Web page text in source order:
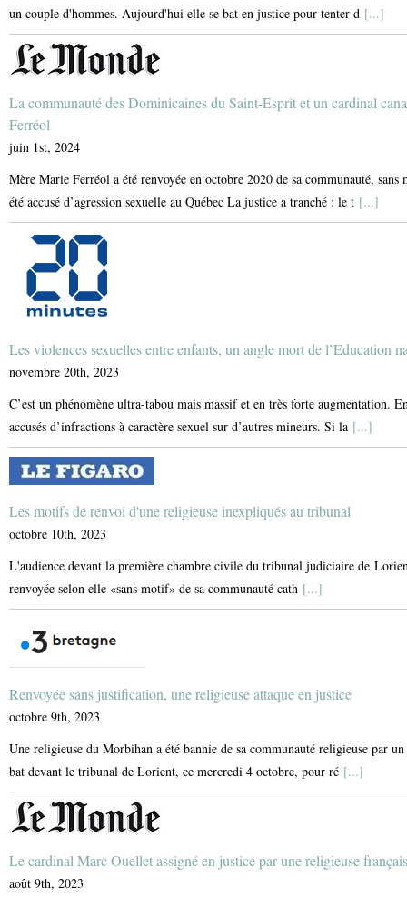
un couple d'hommes. Aujourd'hui elle se bat en justice pour tenter d [...]
La communauté des Dominicaines du Saint-Esprit et un cardinal
Ferréol
juin 1st, 2024
Mère Marie Ferréol a été renvoyée en octobre 2020 de sa communauté,
été accusé d’agression sexuelle au Québec La justice a tranché : le t [...]
Les violences sexuelles entre enfants, un angle mort de l’Education
novembre 20th, 2023
C’est un phénomène ultra-tabou mais massif et en très forte augmentation.
accusés d’infractions à caractère sexuel sur d’autres mineurs. Si la [...]
Les motifs de renvoi d'une religieuse inexpliqués au tribunal
octobre 10th, 2023
L'audience devant la première chambre civile du tribunal judiciaire de
renvoyée selon elle «sans motif» de sa communauté cath [...]
Renvoyée sans justification, une religieuse attaque en justice
octobre 9th, 2023
Une religieuse du Morbihan a été bannie de sa communauté religieuse par
bat devant le tribunal de Lorient, ce mercredi 4 octobre, pour ré [...]
Le cardinal Marc Ouellet assigné en justice par une religieuse
août 9th, 2023